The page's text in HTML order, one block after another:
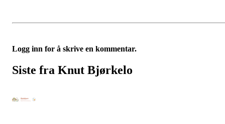
Logg inn for å skrive en kommentar.
Siste fra Knut Bjørkelo